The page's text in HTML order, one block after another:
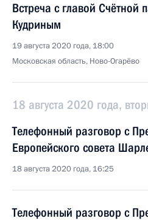
Встреча с главой Счётной
Кудриным
19 августа 2020 года, 18:00
Московская область, Ново-Огарёво
18 августа 2020 года,
Телефонный разговор с
Европейского совета
18 августа 2020 года, 16:25
Телефонный разговор с